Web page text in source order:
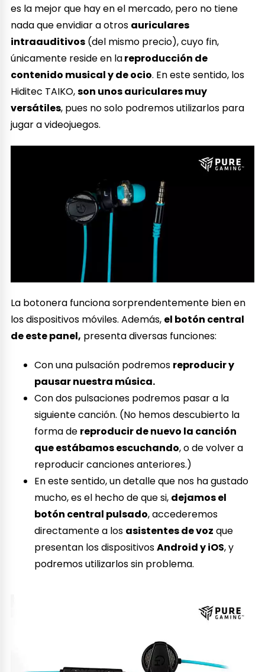
es la mejor que hay en el mercado, pero no tiene
nada que envidiar a otros auriculares
intraauditivos (del mismo precio), cuyo fin,
únicamente reside en lareproducción de
contenido musical y de ocio. En este sentido, los
Hiditec TAIKO,son unos auriculares muy
versátiles, pues no solo podremos utilizarlos para
jugar a videojuegos.
La botonera funciona sorprendentemente bien en
los dispositivos móviles. Además, el botón central
de este panel, presenta diversas funciones:
Con una pulsación podremos reproducir y
pausar nuestra música.
Con dos pulsaciones podremos pasar a la
siguiente canción. (No hemos descubierto la
forma de reproducir de nuevo la canción
que estábamos escuchando, o de volver a
reproducir canciones anteriores.)
En este sentido, un detalle que nos ha gustado
mucho, es el hecho de que si, dejamos el
botón central pulsado, accederemos
directamente a los asistentes de voz que
presentan los dispositivosAndroid y iOS, y
podremos utilizarlos sin problema.